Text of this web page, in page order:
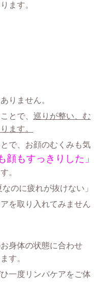
ます。
りません。
とで、 巡りが整い、む
ます。
で、お顔のむくみも気
顔もすっきりした」
。
のに疲れが抜けない」
を取り入れてみません
身体の状態に合わせ
す。
一度リンパケアをご体